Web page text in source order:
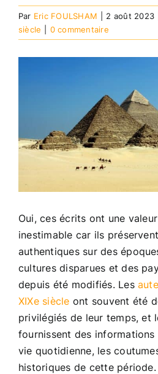
Par Eric FOULSHAM 2 août 2023
siècle
0 commentaire
Oui, ces écrits ont une
inestimable car ils
authentiques sur des
cultures disparues et des
depuis été modifiés. Les
XIXe siècle ont souvent été
privilégiés de leur temps, et
fournissent des informations
vie quotidienne, les
historiques de cette période.